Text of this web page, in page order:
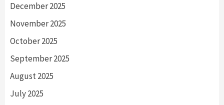
December 2025
November 2025
October 2025
September 2025
August 2025
July 2025